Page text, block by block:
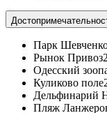
Парк
Рынок Привоз
Одесский
Куликово поле
Дельфинарий
Пляж